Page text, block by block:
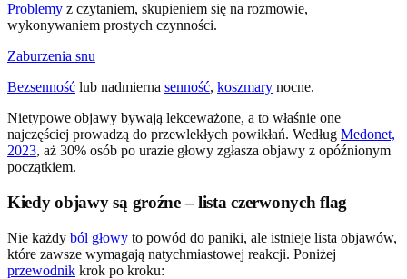
Problemy z czytaniem, skupieniem się na rozmowie,
wykonywaniem prostych czynności.
Zaburzenia snu
Bezsenność lub nadmierna senność, koszmary nocne.
Nietypowe objawy bywają lekceważone, a to właśnie one
najczęściej prowadzą do przewlekłych powikłań. Według Medonet,
2023, aż 30% osób po urazie głowy zgłasza objawy z opóźnionym
początkiem.
Kiedy objawy są groźne – lista czerwonych flag
Nie każdy ból głowy to powód do paniki, ale istnieje lista objawów,
które zawsze wymagają natychmiastowej reakcji. Poniżej
przewodnik krok po kroku: